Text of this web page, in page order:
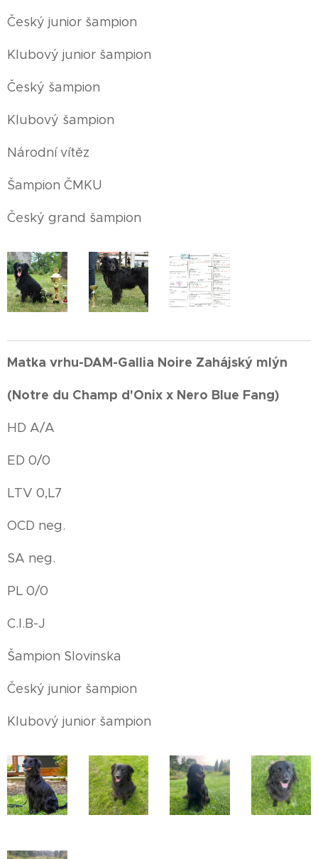
Český junior šampion
Klubový junior šampion
Český šampion
Klubový šampion
Národní vítěz
Šampion ČMKU
Český grand šampion
Matka vrhu-DAM-Gallia Noire Zahájský mlýn
(Notre du Champ d'Onix x Nero Blue Fang)
HD A/A
ED 0/0
LTV 0,L7
OCD neg.
SA neg.
PL 0/0
C.I.B-J
Šampion Slovinska
Český junior šampion
Klubový junior šampion